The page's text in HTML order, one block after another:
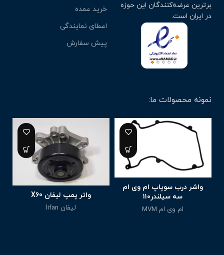
برترین عرضه‌کنندگان این حوزه
در ایران است.
خرید عمده
اعطای نمایندگی
پیش سفارش
نمونه محصولات ما:
واشر درب سوپاپ ام وی ام
سه سیلندر۱۱۰
ام وی ام MVM
واتر پمپ لیفان X60
لیفان lifan